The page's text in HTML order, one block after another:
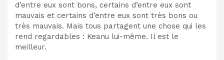
d’entre eux sont bons, certains d’entre eux sont
mauvais et certains d’entre eux sont très bons ou
très mauvais. Mais tous partagent une chose qui les
rend regardables : Keanu lui-même. Il est le
meilleur.